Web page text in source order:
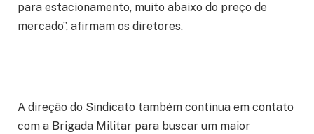
para estacionamento, muito abaixo do preço de
mercado”, afirmam os diretores.
A direção do Sindicato também continua em contato
com a Brigada Militar para buscar um maior